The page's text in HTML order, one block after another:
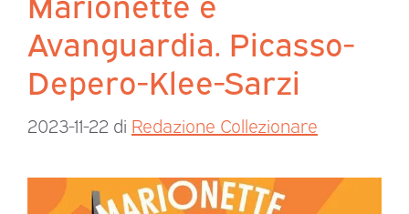
Avanguardia. Picasso-
Depero-Klee-Sarzi
2023-11-22 di Redazione Collezionare